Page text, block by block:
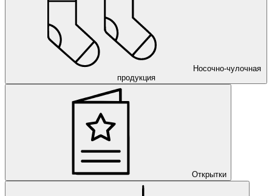
Носочно-чулочная
продукция
Открытки